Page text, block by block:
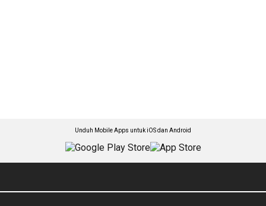
Unduh Mobile Apps untuk iOS dan Android